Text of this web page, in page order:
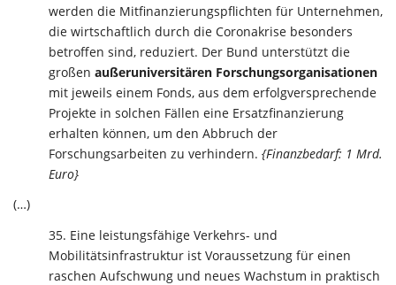
werden die Mitfinanzierungspflichten für Unternehmen,
die wirtschaftlich durch die Coronakrise besonders
betroffen sind, reduziert. Der Bund unterstützt die
großen außeruniversitären Forschungsorganisationen
mit jeweils einem Fonds, aus dem erfolgversprechende
Projekte in solchen Fällen eine Ersatzfinanzierung
erhalten können, um den Abbruch der
Forschungsarbeiten zu verhindern. {Finanzbedarf: 1 Mrd.
Euro}
(…)
Eine leistungsfähige Verkehrs- und
Mobilitätsinfrastruktur ist Voraussetzung für einen
raschen Aufschwung und neues Wachstum in praktisch